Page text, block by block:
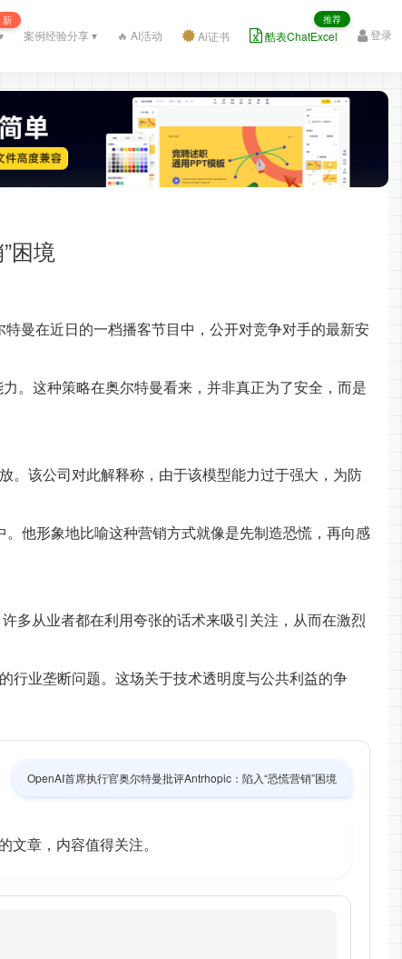
新
案例经验分享 ▾ 🔥 AI活动 Ai证书 酷表ChatExcel
推荐
登录
困境
曼在近日的一档播客节目中，公开对竞争对手的最新安
。这种策略在奥尔特曼看来，并非真正为了安全，而是
。该公司对此解释称，由于该模型能力过于强大，为防
他形象地比喻这种营销方式就像是先制造恐慌，再向感
多从业者都在利用夸张的话术来吸引关注，从而在激烈
行业垄断问题。这场关于技术透明度与公共利益的争
OpenAI首席执行官奥尔特曼批评Antrhopic：陷入“恐慌营销”困境
章，内容值得关注。